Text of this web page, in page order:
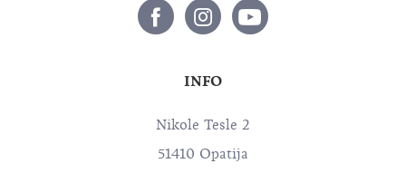
INFO
Nikole Tesle 2
51410 Opatija